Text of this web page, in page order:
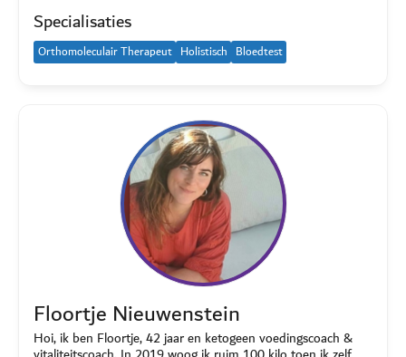
Specialisaties
Orthomoleculair Therapeut Holistisch Bloedtest
Floortje Nieuwenstein
Hoi, ik ben Floortje, 42 jaar en ketogeen voedingscoach &